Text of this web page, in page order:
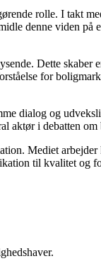
rolle. I takt
denne viden på
Dette skaber
for
dialog og
aktør i debatten
Mediet
til kvalitet